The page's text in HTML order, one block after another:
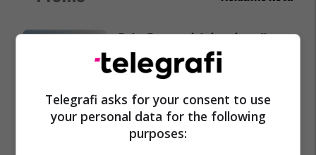
Baks Bay, projekti me i madh
turistik në Shqipëri prezantohet
ne Expo Real Kosova: Vizitoni
shtandin dhe zbuloni
mundësitë e investimit
Baks Bay
Ananas Impex sjell në treg
produkte të reja për çdo shije
Telegrafi asks for your consent to use
your personal data for the following
purposes: